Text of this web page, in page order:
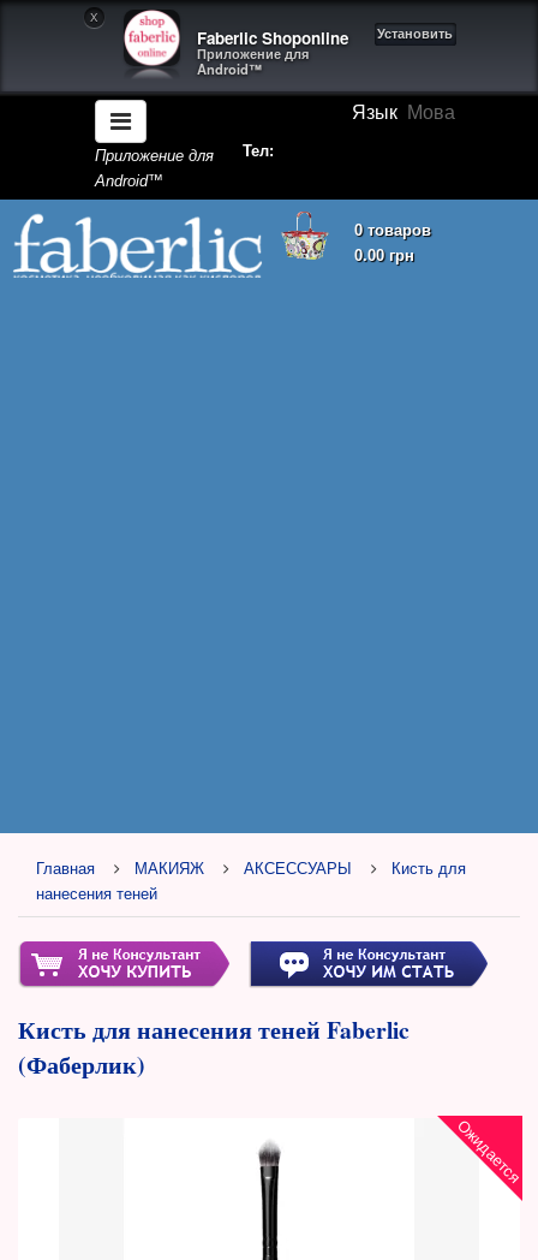
X
Faberlic Shoponline
Приложение для
Android™
Установить
Язык Мова
Приложение для
Android™
Тел:
0 товаров
0.00 грн
Корзина покупок пуста!
Главная МАКИЯЖ АКСЕССУАРЫ
Кисть для
нанесения теней
Кисть для нанесения теней Faberlic
(Фаберлик)
Ожидается